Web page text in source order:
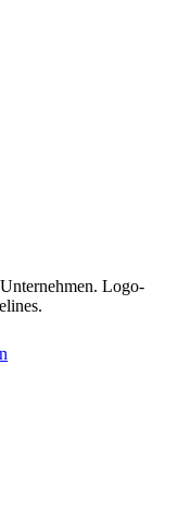
Logo-